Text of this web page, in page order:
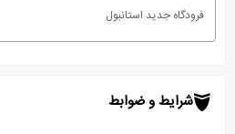
فرودگاه جدید استانبول
شرایط و ضوابط